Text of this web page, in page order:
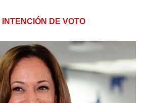
INTENCIÓN DE VOTO